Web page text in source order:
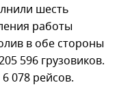
шесть
работы
в обе стороны
596 грузовиков.
078 рейсов.